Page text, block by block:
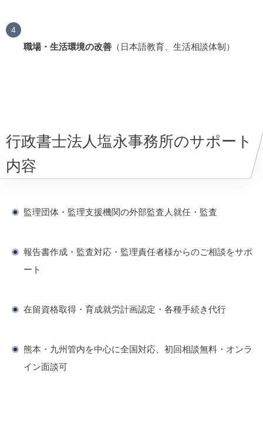
職場・生活環境の改善 （日本語教育、生活相談体制）
行政書士法人塩永事務所のサポート
内容
監理団体・監理支援機関の外部監査人就任・監査
報告書作成・監査対応・監理責任者様からのご相談をサポ
ート
在留資格取得・育成就労計画認定・各種手続き代行
熊本・九州管内を中心に全国対応、初回相談無料・オンラ
イン面談可